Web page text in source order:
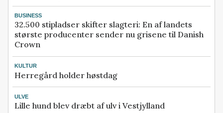
BUSINESS
32.500 stipladser skifter slagteri: En af landets
største producenter sender nu grisene til Danish
Crown
KULTUR
Herregård holder høstdag
ULVE
Lille hund blev dræbt af ulv i Vestjylland